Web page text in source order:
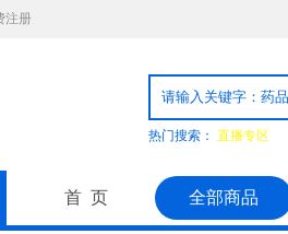
注册
热门搜索： 直播专区
首 页 全部商品